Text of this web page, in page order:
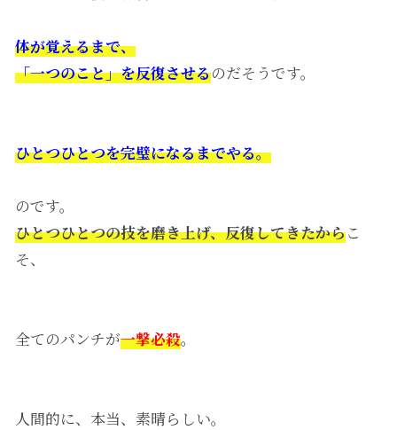
体が覚えるまで、
「一つのこと」を反復させるのだそうです。
ひとつひとつを完璧になるまでやる。
のです。
ひとつひとつの技を磨き上げ、反復してきたからこ
そ、
全てのパンチが一撃必殺。
人間的に、本当、素晴らしい。